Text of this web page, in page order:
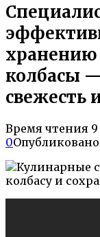
хранению
колбасы
свежесть
Время чтения
0Опубликовано